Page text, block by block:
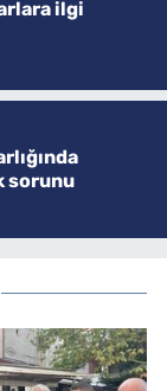
ilgi
sorunu